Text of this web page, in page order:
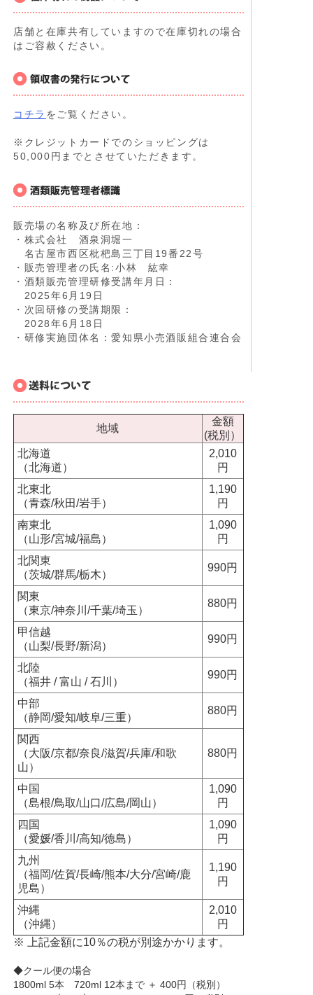
店舗と在庫共有していますので在庫切れの場合
はご容赦ください。
コチラ をご覧ください。
※クレジットカードでのショッピングは
50,000円までとさせていただきます。
販売場の名称及び所在地：
・株式会社 酒泉洞堀一
名古屋市西区枇杷島三丁目19番22号
・販売管理者の氏名:小林 紘幸
・酒類販売管理研修受講年月日：
2025年6月19日
・次回研修の受講期限：
2028年6月18日
・研修実施団体名：愛知県小売酒販組合連合会
地域
金額
(税別）
北海道
（北海道）
2,010
円
北東北
（青森/秋田/岩手）
1,190
円
南東北
（山形/宮城/福島）
1,090
円
北関東
（茨城/群馬/栃木）
990円
関東
（東京/神奈川/千葉/埼玉）
880円
甲信越
（山梨/長野/新潟）
990円
北陸
（福井 / 富山 / 石川）
990円
中部
（静岡/愛知/岐阜/三重）
880円
関西
（大阪/京都/奈良/滋賀/兵庫/和歌
山）
880円
中国
（島根/鳥取/山口/広島/岡山）
1,090
円
四国
（愛媛/香川/高知/徳島）
1,090
円
九州
（福岡/佐賀/長崎/熊本/大分/宮崎/鹿
児島）
1,190
円
沖縄
（沖縄）
2,010
円
※ 上記金額に10％の税が別途かかります。
◆クール便の場合
1800ml 5本 720ml 12本まで ＋ 400円（税別）